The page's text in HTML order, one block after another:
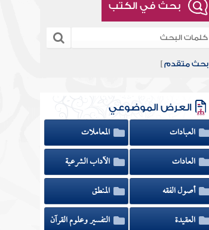
بحث في الكتب
[بحث متقدم ]
العرض الموضوعي
العبادات
المعاملات
العادات
الآداب الشرعية
أصول الفقه
المنطق
العقيدة
التفسير وعلوم القرآن